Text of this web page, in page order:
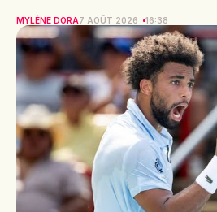
MYLÈNE DORA7 AOÛT 2026 16:38